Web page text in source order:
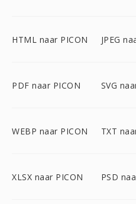
HTML naar PICON JPEG
PDF naar PICON SVG
WEBP naar PICON TXT
XLSX naar PICON PSD